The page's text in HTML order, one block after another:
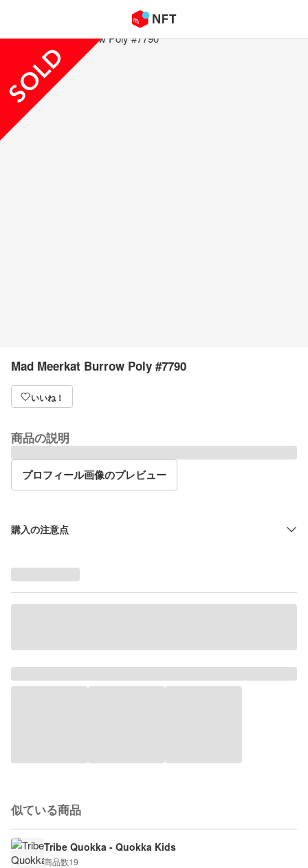
Mad Meerkat Burrow Poly #7790
いいね！
商品の説明
プロフィール画像のプレビュー
購入の注意点
似ている商品
Tribe Quokka - Quokka Kids
商品数19